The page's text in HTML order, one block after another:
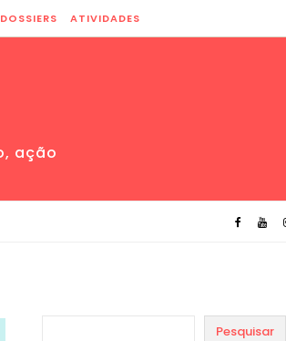
DOSSIERS ATIVIDADES
ação
Pesquisar